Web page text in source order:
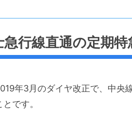
行線直通の定期特
年3月のダイヤ改正で、中央
です。